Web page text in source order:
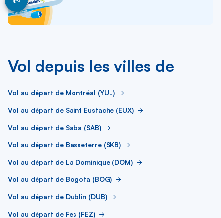
Vol depuis les villes de
Vol au départ de Montréal (YUL)
Vol au départ de Saint Eustache (EUX)
Vol au départ de Saba (SAB)
Vol au départ de Basseterre (SKB)
Vol au départ de La Dominique (DOM)
Vol au départ de Bogota (BOG)
Vol au départ de Dublin (DUB)
Vol au départ de Fes (FEZ)